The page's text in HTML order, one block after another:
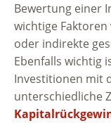
Bewertung einer
wichtige
oder indirekte
Ebenfalls wichtig
Investitionen mit
unterschiedliche